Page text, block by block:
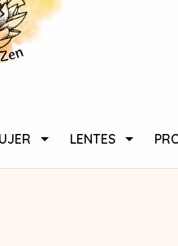
LENTES